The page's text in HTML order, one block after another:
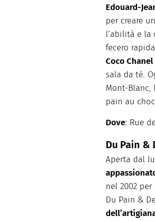
Edouard-
per creare
l’abilità e la
fecero
Coco
sala da tè.
Mont-Blanc,
pain au
Dove: Rue
Du Pain &
Aperta dal
nel 2002
Du Pain &